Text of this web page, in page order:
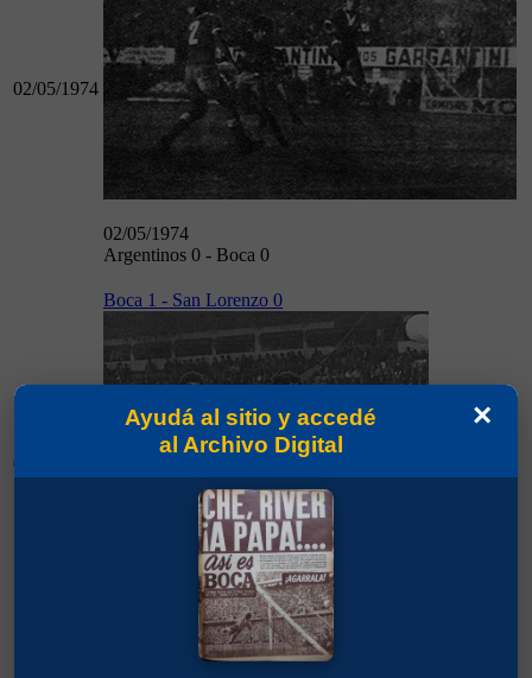
02/05/1974
02/05/1974
Argentinos 0 - Boca 0
05/05/1974
Boca 1 - San Lorenzo 0
Boca 1 - San Lorenzo 0
Ferro 1 - Boca 3
×
Ayudá al sitio y accedé
al Archivo Digital